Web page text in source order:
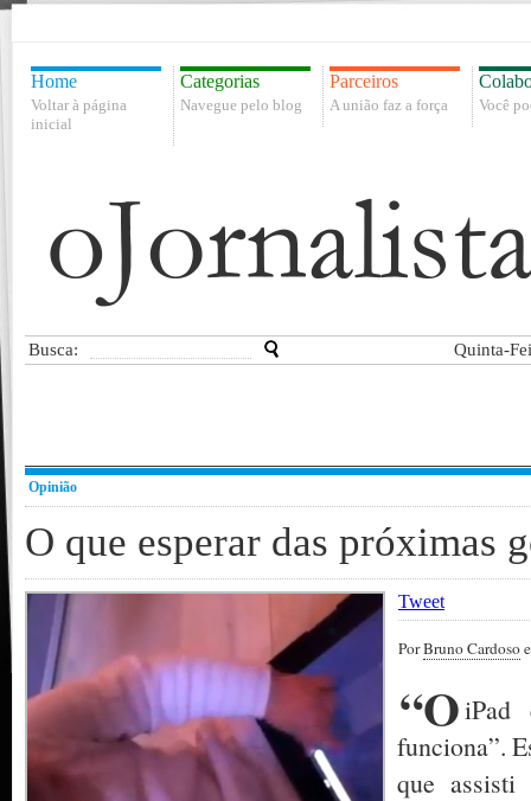
Home
Voltar à página
inicial
Categorias
Navegue pelo blog
Parceiros
A união faz a força Você
Busca: Quinta-
Opinião
O que esperar das próximas
Tweet
PorBruno Cardoso
“OiPad
funciona”.
que assisti